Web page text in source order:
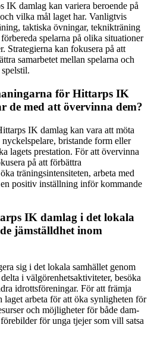
IK damlag kan variera beroende på
vilka mål laget har. Vanligtvis
taktiska övningar, teknikträning
spelarna på olika situationer
Strategierna kan fokusera på att
samarbetet mellan spelarna och
för Hittarps IK
de med att övervinna dem?
IK damlag kan vara att möta
bristande form eller
lagets prestation. För att övervinna
på att förbättra
träningsintensiteten, arbeta med
positiv inställning inför kommande
IK damlag i det lokala
jämställdhet inom
sig i det lokala samhället genom
i välgörenhetsaktiviteter, besöka
idrottsföreningar. För att främja
arbeta för att öka synligheten för
och möjligheter för både dam-
för unga tjejer som vill satsa